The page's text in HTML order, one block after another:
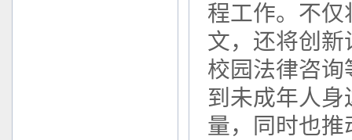
程工作。不
文，还将创
校园法律咨
到未成年人
量，同时也